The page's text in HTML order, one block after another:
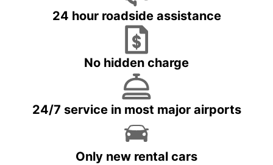
24 hour roadside assistance
No hidden charge
24/7 service in most major airports
Only new rental cars